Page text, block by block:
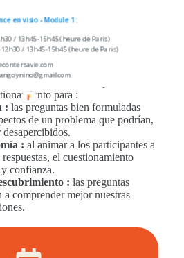
las prácticas ineficaces, lo
de mayor calidad.
al desarrollo personal y
talleres son una oportunidad de
para :
: las preguntas bien formuladas
de un problema que podrían,
desapercibidos.
: al animar a los participantes a
el cuestionamiento
confianza.
:las preguntas
a comprender mejor nuestras
en visio - Module 1 :
/ 13h45-15h45 (heure de Paris)
/ 13h45-15h45 (heure de Paris)